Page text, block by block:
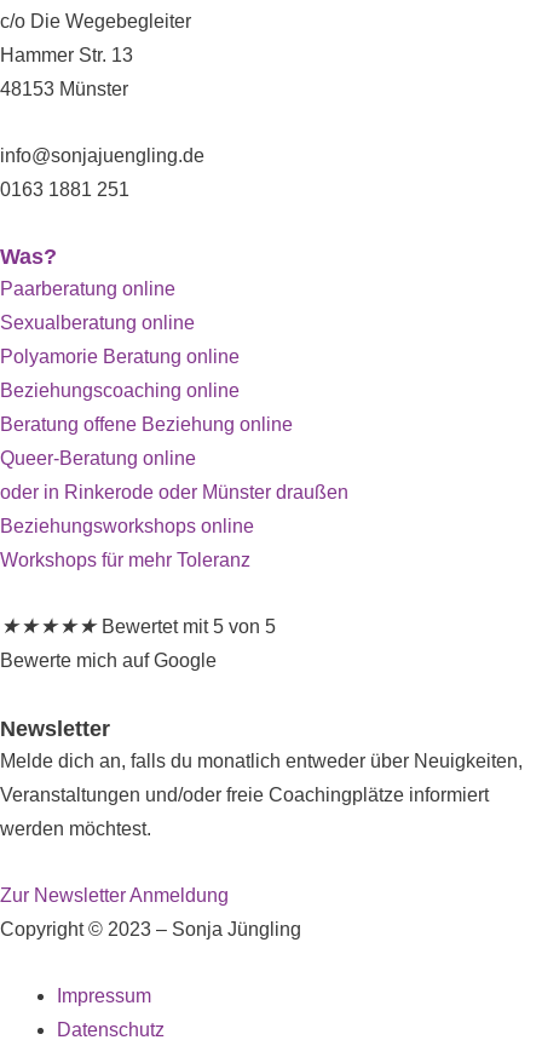
c/o Die Wegebegleiter
Hammer Str. 13
48153 Münster
info@sonjajuengling.de
0163 1881 251
Was?
Paarberatung online
Sexualberatung online
Polyamorie Beratung online
Beziehungscoaching online
Beratung offene Beziehung online
Queer-Beratung online
oder in Rinkerode oder Münster draußen
Beziehungsworkshops online
Workshops für mehr Toleranz
★★★★★ Bewertet mit 5 von 5
Bewerte mich auf Google
Newsletter
Melde dich an, falls du monatlich entweder über Neuigkeiten,
Veranstaltungen und/oder freie Coachingplätze informiert
werden möchtest.
Zur Newsletter Anmeldung
Copyright © 2023 – Sonja Jüngling
Impressum
Datenschutz